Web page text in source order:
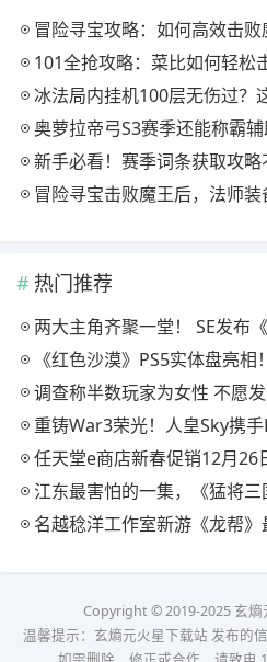
冒险寻宝攻略：如何高效击败
101全抢攻略：菜比如何轻松
冰法局内挂机100层无伤过？
奥萝拉帝弓S3赛季还能称霸辅
新手必看！赛季词条获取攻
冒险寻宝击败魔王后，法师装
热门推荐
两大主角齐聚一堂！ SE发布《尼
《红色沙漠》PS5实体盘亮
调查称半数玩家为女性 不愿
重铸War3荣光！人皇Sky携手KK推出首
任天堂e商店新春促销12月26
江东最害怕的一集，《猛将三国》
名越稔洋工作室新游《龙帮
Copyright © 2019-2025 玄熵
温馨提示：玄熵元火星下载站 发布的